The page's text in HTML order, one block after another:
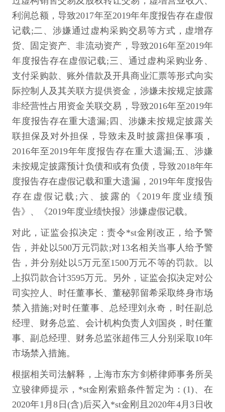
利润总额，导致2017年至2019年年度报告存在虚假
记载;二、涉嫌通过虚构采购交易等方式，虚增存
货、固定资产、非流动资产，导致2016年至2019年
年度报告存在虚假记载;三、通过虚构采购业务、
支付采购款、账外借款及开具商业汇票等形式向实
际控制人及其关联方提供资金，涉嫌未按规定披露
非经营性占用资金关联交易，导致2016年至2019年
年度报告存在重大遗漏;四、涉嫌未按规定披露关
联担保及对外担保，导致未及时披露担保事项，
2016年至2019年年度报告存在重大遗漏;五、涉嫌
未按规定披露预计负债和或有负债，导致2018年年
度报告存在虚假记载和重大遗漏，2019年年度报告
存在虚假记载;六、披露的《2019年度业绩预
告》、《2019年度业绩快报》涉嫌虚假记载。
对此，证监会拟决定：责令*st金刚改正，给予警
告，并处以500万元罚款;对13名相关当事人给予警
告，并分别处以5万元至1500万元不等的罚款。以
上拟罚款合计3595万元。另外，证监会拟决定对公
司实控人、时任董事长、董秘郭留希采取终身市场
禁入措施;对时任董事、总经理刘永奇，时任副总
经理、财务总监、会计机构负责人刘国炎，时任董
事、副总经理、财务总监张超伟三人分别采取10年
市场禁入措施。
根据相关司法解释，上海市东方剑桥律师事务所吴
立骏律师提示，*st金刚索赔条件暂定为：(1)、在
2020年1月8日(含)后买入*st金刚且2020年4月3日收